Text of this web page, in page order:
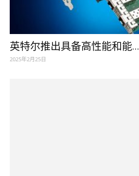
英特尔推出具备高性能和能...
2025年2月25日